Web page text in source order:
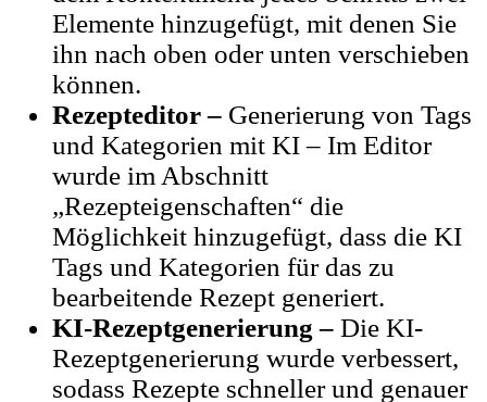
Elemente hinzugefügt, mit denen Sie
ihn nach oben oder unten verschieben
können.
Rezepteditor – Generierung von Tags
und Kategorien mit KI – Im Editor
wurde im Abschnitt
„Rezepteigenschaften“ die
Möglichkeit hinzugefügt, dass die KI
Tags und Kategorien für das zu
bearbeitende Rezept generiert.
KI-Rezeptgenerierung – Die KI-
Rezeptgenerierung wurde verbessert,
sodass Rezepte schneller und genauer